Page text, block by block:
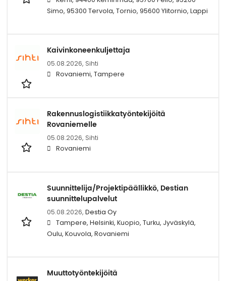
Simo, 95300 Tervola, Tornio, 95600 Ylitornio, Lappi
Kaivinkoneenkuljettaja
05.08.2026, Sihti
Rovaniemi, Tampere
Rakennuslogistiikkatyöntekijöitä
Rovaniemelle
05.08.2026, Sihti
Rovaniemi
Suunnittelija/Projektipäällikkö, Destian
suunnittelupalvelut
05.08.2026, Destia Oy
Tampere, Helsinki, Kuopio, Turku, Jyväskylä,
Oulu, Kouvola, Rovaniemi
Muuttotyöntekijöitä